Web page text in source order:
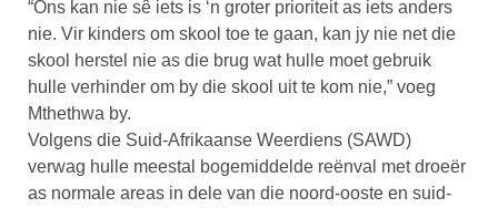
“Ons kan nie sê iets is ‘n groter prioriteit as iets anders
nie. Vir kinders om skool toe te gaan, kan jy nie net die
skool herstel nie as die brug wat hulle moet gebruik
hulle verhinder om by die skool uit te kom nie,” voeg
Mthethwa by.
Volgens die Suid-Afrikaanse Weerdiens (SAWD)
verwag hulle meestal bogemiddelde reënval met droeër
as normale areas in dele van die noord-ooste en suid-